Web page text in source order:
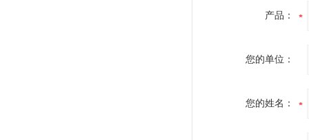
产品：
您的单位：
您的姓名：